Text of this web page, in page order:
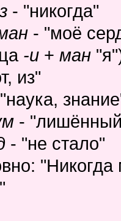
- "никогда"
- "моё
-и + ман
из"
-
- "не стало"